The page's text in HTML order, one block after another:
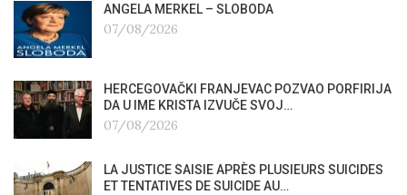
ANGELA MERKEL – SLOBODA
07/08/2026
HERCEGOVAČKI FRANJEVAC POZVAO PORFIRIJA
DA U IME KRISTA IZVUČE SVOJ…
07/08/2026
LA JUSTICE SAISIE APRÈS PLUSIEURS SUICIDES
ET TENTATIVES DE SUICIDE AU…